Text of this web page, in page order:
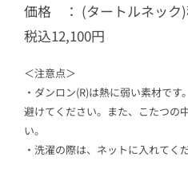
価格 ： (タートルネック)
税込12,100円
＜注意点＞
・ダンロン(R)は熱に弱い素材で
避けてください。また、こたつの
い。
・洗濯の際は、ネットに入れてく